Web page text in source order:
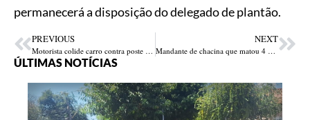
permanecerá a disposição do delegado de plantão.
PREVIOUS
Motorista colide carro contra poste na Avenida Valter Alencar em Teresina
NEXT
Mandante de chacina que matou 4 pessoas no Piauí é preso no Maranhão
ÚLTIMAS NOTÍCIAS